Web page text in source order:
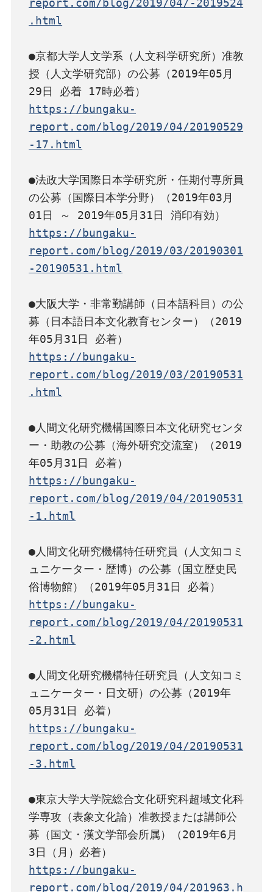
report.com/blog/2019/04/-2019524
.html
●京都大学人文学系（人文科学研究所）准教
授（人文学研究部）の公募（2019年05月
https://bungaku-
report.com/blog/2019/04/20190529
-17.html
●法政大学国際日本学研究所・任期付専所員
の公募（国際日本学分野）（2019年03月
https://bungaku-
report.com/blog/2019/03/20190301
-20190531.html
●大阪大学・非常勤講師（日本語科目）の公
募（日本語日本文化教育センター）（2019
https://bungaku-
report.com/blog/2019/03/20190531
.html
●人間文化研究機構国際日本文化研究センタ
ー・助教の公募（海外研究交流室）（2019
https://bungaku-
report.com/blog/2019/04/20190531
-1.html
●人間文化研究機構特任研究員（人文知コミ
ュニケーター・歴博）の公募（国立歴史民
https://bungaku-
report.com/blog/2019/04/20190531
-2.html
●人間文化研究機構特任研究員（人文知コミ
ュニケーター・日文研）の公募（2019年
https://bungaku-
report.com/blog/2019/04/20190531
-3.html
●東京大学大学院総合文化研究科超域文化科
学専攻（表象文化論）准教授または講師公
募（国文・漢文学部会所属）（2019年6月
https://bungaku-
report.com/blog/2019/04/201963.h